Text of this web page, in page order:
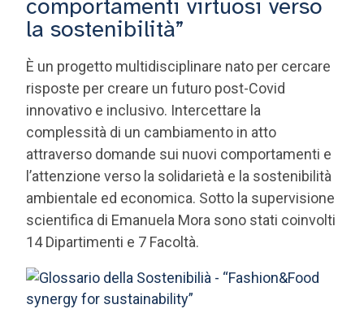
comportamenti virtuosi verso
la sostenibilità”
È un progetto multidisciplinare nato per cercare
risposte per creare un futuro post-Covid
innovativo e inclusivo. Intercettare la
complessità di un cambiamento in atto
attraverso domande sui nuovi comportamenti e
l’attenzione verso la solidarietà e la sostenibilità
ambientale ed economica. Sotto la supervisione
scientifica di Emanuela Mora sono stati coinvolti
14 Dipartimenti e 7 Facoltà.